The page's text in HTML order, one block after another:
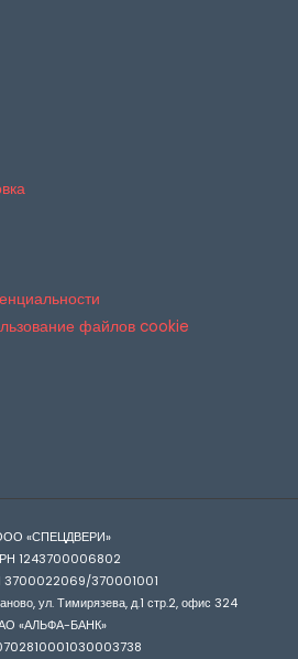
файлов cookie
«СПЕЦДВЕРИ»
1243700006802
370001001
ул. Тимирязева, д.1 стр.2, офис 324
«АЛЬФА-БАНК»